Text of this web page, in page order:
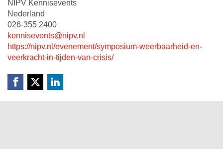
NIPV Kennisevents
Nederland
026-355 2400
kennisevents@nipv.nl
https://nipv.nl/evenement/symposium-weerbaarheid-en-
veerkracht-in-tijden-van-crisis/